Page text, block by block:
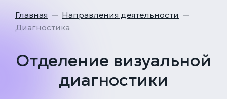
Главная
Направления деятельности
Диагностика
Отделение визуальной
диагностики